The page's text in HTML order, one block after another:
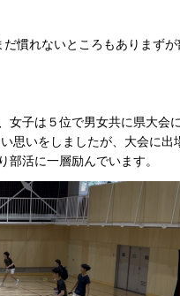
慣れないところもありまずが
子は５位で男女共に県大会
思いをしましたが、大会に出
活に一層励んでいます。